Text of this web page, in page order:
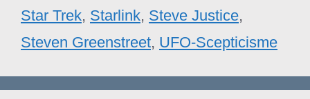
Star Trek, Starlink, Steve Justice,
Steven Greenstreet, UFO-Scepticisme